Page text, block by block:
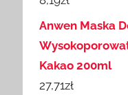
Anwen Maska
Kakao 200ml
27,71zł